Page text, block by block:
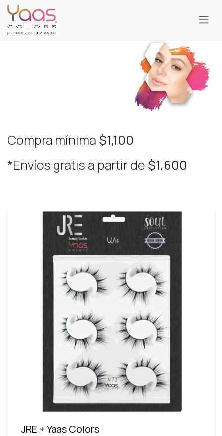
Ir al contenido
Compra mínima $1,100
*Envíos gratis a partir de $1,600
JRE + Yaas Colors